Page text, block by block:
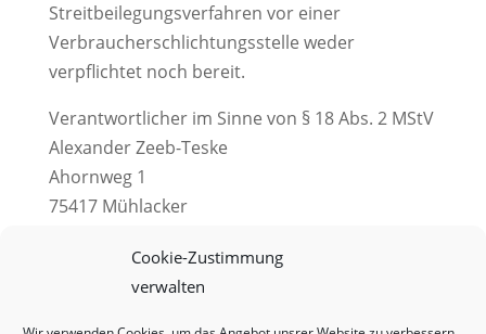
Cookie-Zustimmung
verwalten
Streitbeilegungsverfahren vor einer
Verbraucherschlichtungsstelle weder
verpflichtet noch bereit.
Verantwortlicher im Sinne von § 18 Abs. 2 MStV
Alexander Zeeb-Teske
Ahornweg 1
75417 Mühlacker
Telefon 07041 8281574
mailing@alexanderzeeb.com